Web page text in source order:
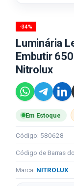
-34%
Luminária
Embutir
Nitrolux
Em Estoque
Código: 580628
Código de Barras
Marca: NITROLUX